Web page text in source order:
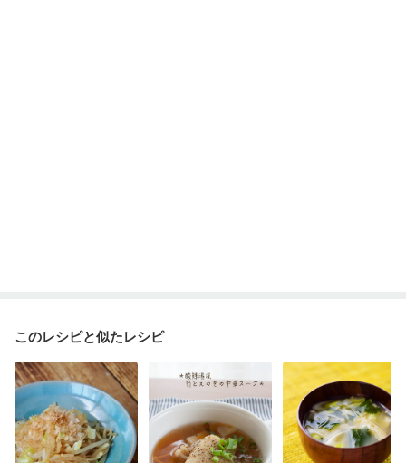
このレシピと似たレシピ